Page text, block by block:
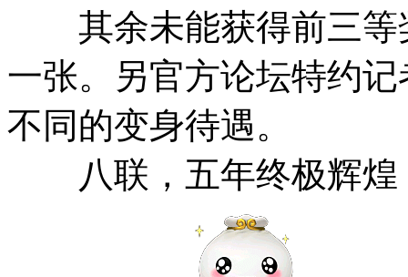
其余未能获得前三等
一张。另官方论坛特约
不同的变身待遇。
八联，五年终极辉煌